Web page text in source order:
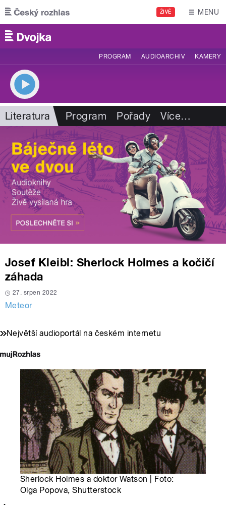
Přejít k hlavnímu obsahu
ŽIVĚ MENU
PROGRAM AUDIOARCHIV KAMERY
Literatura Program Pořady Více…
Josef Kleibl: Sherlock Holmes a kočičí
záhada
27. srpen 2022
Meteor
Největší audioportál na českém internetu
Sherlock Holmes a doktor Watson | Foto:
Olga Popova, Shutterstock